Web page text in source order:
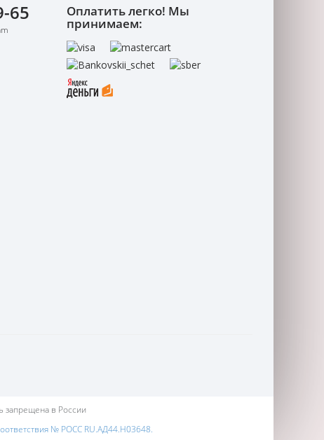
65 Оплатить легко! Мы
принимаем:
запрещена в России
№ РОСС RU.АД44.Н03648.